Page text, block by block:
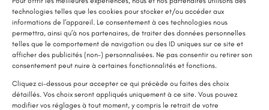
technologies telles que les cookies pour stocker et/ou accéder aux
informations de l’appareil. Le consentement à ces technologies nous
permettra, ainsi qu’à nos partenaires, de traiter des données personnelles
telles que le comportement de navigation ou des ID uniques sur ce site et
afficher des publicités (non-) personnalisées. Ne pas consentir ou retirer son
consentement peut nuire à certaines fonctionnalités et fonctions.
Cliquez ci-dessous pour accepter ce qui précède ou faites des choix
détaillés. Vos choix seront appliqués uniquement à ce site. Vous pouvez
modifier vos réglages à tout moment, y compris le retrait de votre
LE SAVIEZ-VOUS ?
Une pompe à chaleur (PAC) utilise très peu d’électricité : elle consomme
environ 1 kWh pour générer 4 kWh de chaleur.